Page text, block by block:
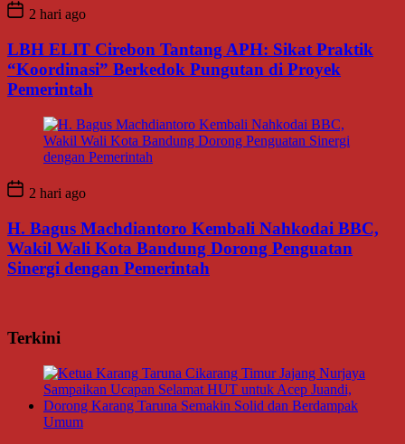
2 hari ago
LBH ELIT Cirebon Tantang APH: Sikat Praktik
“Koordinasi” Berkedok Pungutan di Proyek
Pemerintah
2 hari ago
H. Bagus Machdiantoro Kembali Nahkodai BBC,
Wakil Wali Kota Bandung Dorong Penguatan
Sinergi dengan Pemerintah
Terkini
Umum